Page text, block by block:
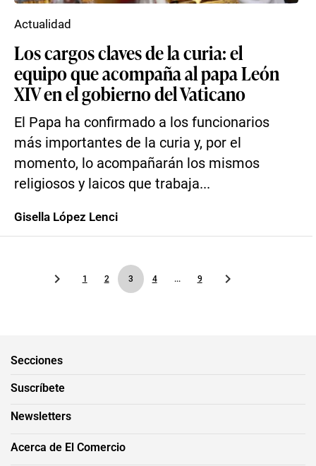
Los cargos claves de la curia: el
equipo que acompaña al papa León
XIV en el gobierno del Vaticano
El Papa ha confirmado a los funcionarios
más importantes de la curia y, por el
momento, lo acompañarán los mismos
religiosos y laicos que trabaja...
Actualidad
Gisella López Lenci
1 2 3 4 ... 9
Secciones
Suscríbete
Newsletters
Acerca de El Comercio